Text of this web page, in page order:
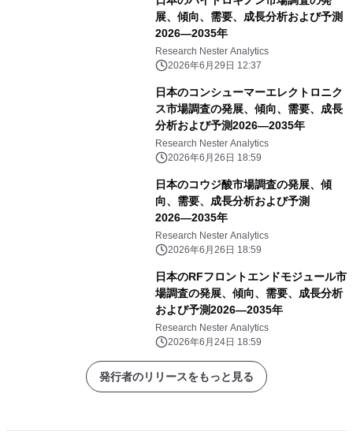
展、傾向、需要、成長分析および予測
2026―2035年
Research Nester Analytics
2026年6月29日 12:37
日本のコンシューマーエレクトロニク
ス市場調査の発展、傾向、需要、成長
分析および予測2026―2035年
Research Nester Analytics
2026年6月26日 18:59
日本のコウジ酸市場調査の発展、傾
向、需要、成長分析および予測
2026―2035年
Research Nester Analytics
2026年6月26日 18:59
日本のRFフロントエンドモジュール市
場調査の発展、傾向、需要、成長分析
および予測2026―2035年
Research Nester Analytics
2026年6月24日 18:59
発行者のリリースをもっと見る